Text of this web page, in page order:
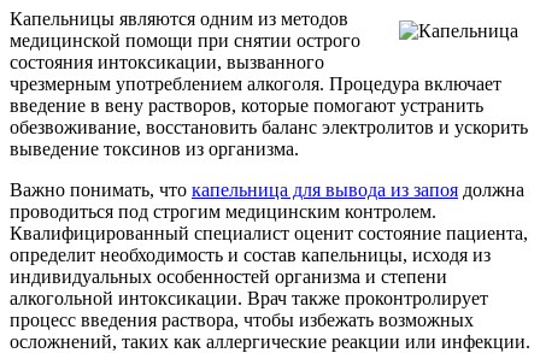
Капельницы являются одним из методов
медицинской помощи при снятии острого
состояния интоксикации, вызванного
чрезмерным употреблением алкоголя. Процедура включает
введение в вену растворов, которые помогают устранить
обезвоживание, восстановить баланс электролитов и ускорить
выведение токсинов из организма.
Важно понимать, что капельница для вывода из запоя должна
проводиться под строгим медицинским контролем.
Квалифицированный специалист оценит состояние пациента,
определит необходимость и состав капельницы, исходя из
индивидуальных особенностей организма и степени
алкогольной интоксикации. Врач также проконтролирует
процесс введения раствора, чтобы избежать возможных
осложнений, таких как аллергические реакции или инфекции.